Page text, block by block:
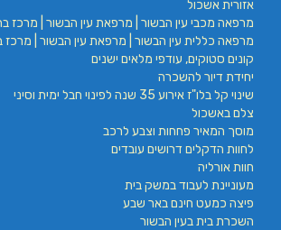
אזורית אשכול
מרפאה מכבי עין הבשור | מרפאת עין הבשור | מרכז
מרפאה כללית עין הבשור | מרפאת עין הבשור | מרכז
קונים סטוקים, עודפי מלאים ישנים
יחידת דיור להשכרה
שינוי קל בלו"ז אירוע 35 שנה לפינוי חבל ימית וסיני
צלם באשכול
מוסך המאיר פחחות וצבע לרכב
לחוות הדקלים דרושים עובדים
חוות אורליה
מעוניינת לעבוד במשק בית
פיצה כמעט חינם באר שבע
השכרת בית בעין הבשור